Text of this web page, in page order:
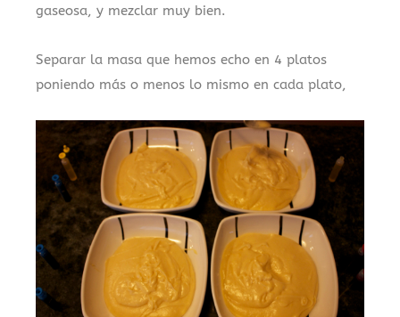
gaseosa, y mezclar muy bien.
Separar la masa que hemos echo en 4 platos
poniendo más o menos lo mismo en cada plato,